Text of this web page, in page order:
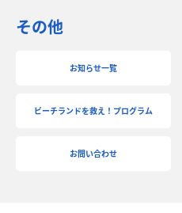
その他
お知らせ一覧
ビーチランドを救え！プログラム
お問い合わせ